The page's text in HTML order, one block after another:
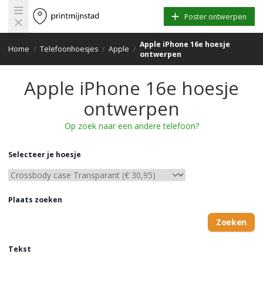
Open main menu Poster ontwerpen
Home / Telefoonhoesjes / Apple / Apple iPhone 16e hoesje
ontwerpen
Apple iPhone 16e hoesje
ontwerpen
Op zoek naar een andere telefoon?
Selecteer je hoesje
Plaats zoeken
Zoeken
Tekst